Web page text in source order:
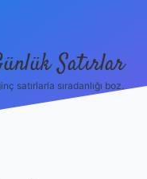
Satırlar
satırlarla sıradanlığı boz.